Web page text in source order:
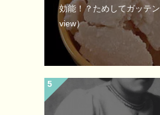
効能！？ためしてガッテン
view）